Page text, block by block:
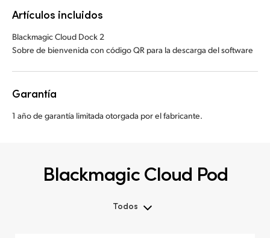
Artículos incluidos
Blackmagic Cloud Dock 2
Sobre de bienvenida con código QR para la descarga del software
Garantía
1 año de garantía limitada otorgada por el fabricante.
Blackmagic Cloud Pod
Todos